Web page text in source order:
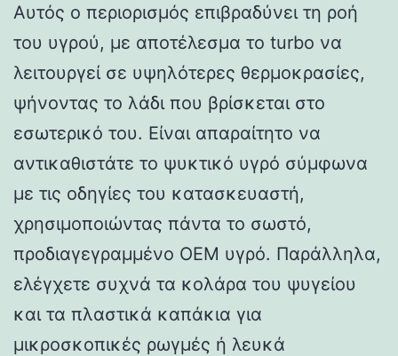
Αυτός ο περιορισμός επιβραδύνει τη ροή
του υγρού, με αποτέλεσμα το turbo να
λειτουργεί σε υψηλότερες θερμοκρασίες,
ψήνοντας το λάδι που βρίσκεται στο
εσωτερικό του. Είναι απαραίτητο να
αντικαθιστάτε το ψυκτικό υγρό σύμφωνα
με τις οδηγίες του κατασκευαστή,
χρησιμοποιώντας πάντα το σωστό,
προδιαγεγραμμένο OEM υγρό. Παράλληλα,
ελέγχετε συχνά τα κολάρα του ψυγείου
και τα πλαστικά καπάκια για
μικροσκοπικές ρωγμές ή λευκά